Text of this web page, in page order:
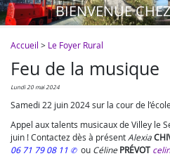
BIENVENUE
Accueil > Le Foyer Rural
Feu de la musique
lundi 20 mai 2024
Samedi 22 juin 2024 sur la cour de
Appel aux talents musicaux de Villey le
juin ! Contactez dès à présent Alexia
06 71 79 08 11
ou Céline PRÉVOT